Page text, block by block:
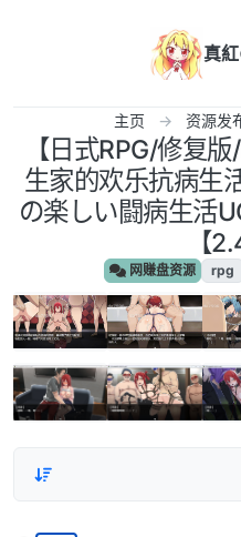
真
主页 资源发
【日式RPG/修复
生家的欢乐抗病生
の楽しい闘病生活
【
网赚盘资源 rpg